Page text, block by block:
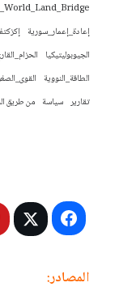
إعادة_إعمار_سورية
الجيوبوليتيكيا
الطاقة_النووية
تقارير سياسة من طريق
المصادر: